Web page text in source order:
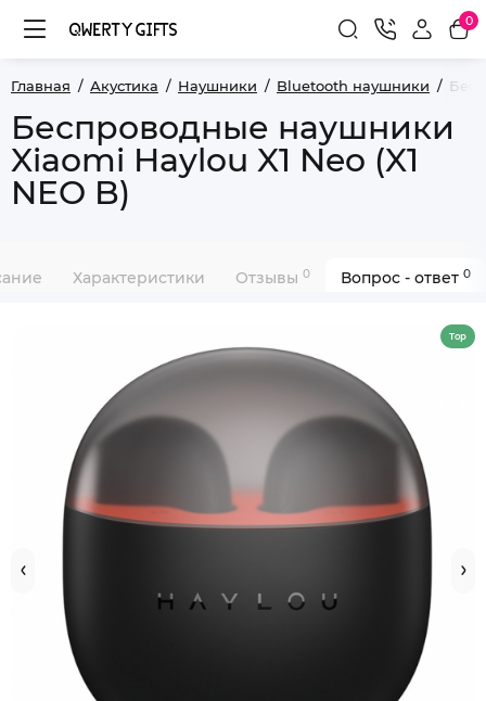
0
Главная Акустика Наушники Bluetooth наушники
Беспроводные наушники
Xiaomi Haylou X1 Neo (X1
NEO B)
Характеристики Отзывы 0 Вопрос - ответ 0
Top